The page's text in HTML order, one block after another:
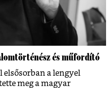
és műfordító
a lengyel
meg a magyar